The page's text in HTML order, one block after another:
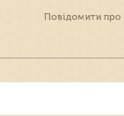
Повідомити про